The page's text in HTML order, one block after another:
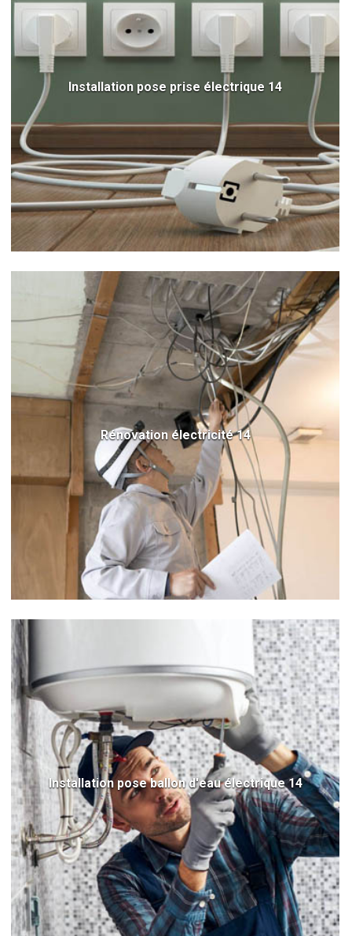
Installation pose prise électrique 14
Rénovation électricité 14
Installation pose ballon d'eau électrique 14